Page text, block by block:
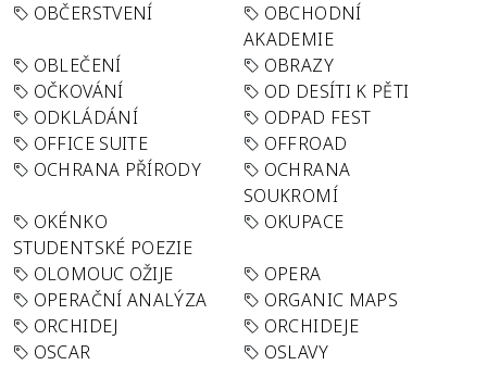
OBČERSTVENÍ
OBCHODNÍ
AKADEMIE
OBLEČENÍ
OBRAZY
OČKOVÁNÍ
OD DESÍTI K PĚTI
ODKLÁDÁNÍ
ODPAD FEST
OFFICE SUITE
OFFROAD
OCHRANA PŘÍRODY
OCHRANA
SOUKROMÍ
OKÉNKO
STUDENTSKÉ POEZIE
OKUPACE
OLOMOUC OŽIJE
OPERA
OPERAČNÍ ANALÝZA
ORGANIC MAPS
ORCHIDEJ
ORCHIDEJE
OSCAR
OSLAVY